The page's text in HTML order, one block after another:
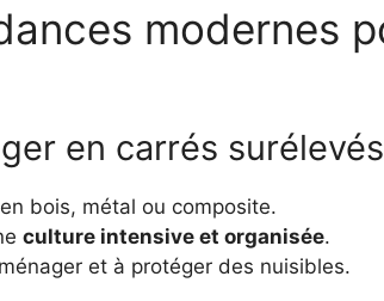
modernes
en carrés surélevés
bois, métal ou composite.
culture intensive et organisée.
et à protéger des nuisibles.